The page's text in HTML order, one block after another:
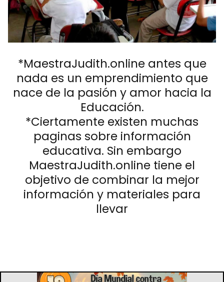
*MaestraJudith.online antes que
nada es un emprendimiento que
nace de la pasión y amor hacia la
Educación.
*Ciertamente existen muchas
paginas sobre información
educativa. Sin embargo
MaestraJudith.online tiene el
objetivo de combinar la mejor
información y materiales para
llevar